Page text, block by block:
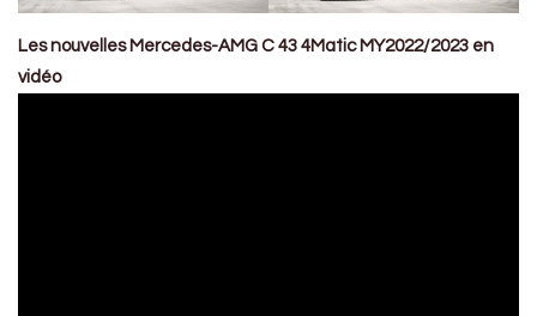
Les nouvelles Mercedes-AMG C 43 4Matic MY2022/2023 en
vidéo